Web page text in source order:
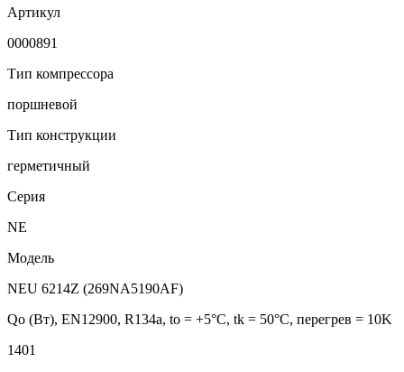
Артикул
0000891
Тип компрессора
поршневой
Тип конструкции
герметичный
Серия
NE
Модель
NEU 6214Z (269NA5190AF)
Qo (Вт), EN12900, R134a, to = +5°С, tk = 50°С, перегрев = 10K
1401